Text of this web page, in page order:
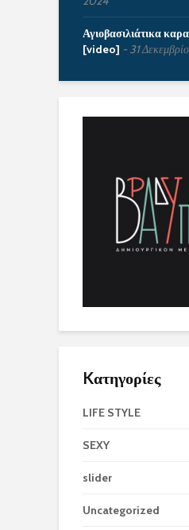
Αγιοβασιλιάτικα
[video]
31
Kατηγορίες
LIFE STYLE
SEXY
slider
Uncategorized